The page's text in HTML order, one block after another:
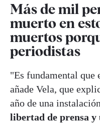
Más de mil
muerto en
muertos
periodistas
"Es fundamental
añade Vela, que
año de una
libertad de prensa y